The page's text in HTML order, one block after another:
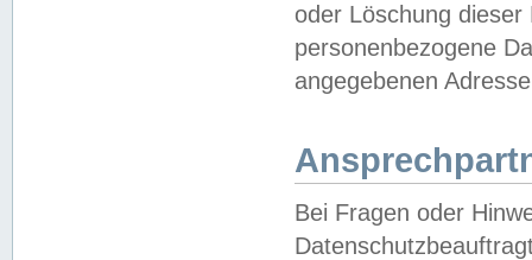
oder Löschung
personenbezogene
angegebenen
Bei Fragen oder